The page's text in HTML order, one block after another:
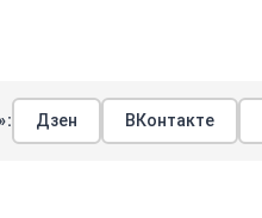
Дзен ВКонтакте